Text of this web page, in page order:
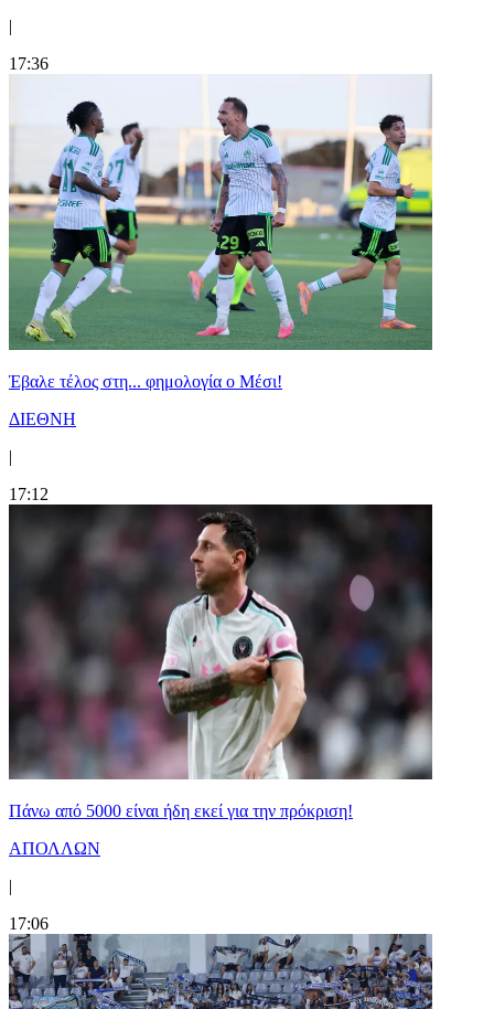
|
17:36
Έβαλε τέλος στη... φημολογία o Μέσι!
ΔΙΕΘΝΗ
|
17:12
Πάνω από 5000 είναι ήδη εκεί για την πρόκριση!
ΑΠΟΛΛΩΝ
|
17:06